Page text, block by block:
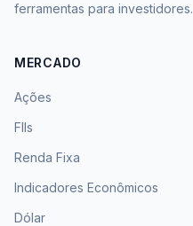
ferramentas para investidores.
MERCADO
Ações
FIIs
Renda Fixa
Indicadores Econômicos
Dólar